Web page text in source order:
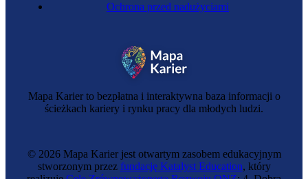
Zawód regulowany
Inżynierka budownictwa kolejowego
Mapa Karier to bezpłatna i interaktywna baza informacji o
ścieżkach kariery i rynku pracy dla młodych ludzi.
Ochrona przed nadużyciami
© 2026 Mapa Karier jest otwartym zasobem edukacyjnym
stworzonym przez fundację Katalyst Education, który